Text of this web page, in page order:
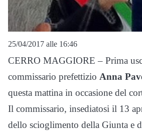
25/04/2017 alle 16:46
CERRO MAGGIORE – Prima
commissario prefettizio Anna
questa mattina in occasione del
Il commissario, insediatosi il 13
dello scioglimento della Giunta e